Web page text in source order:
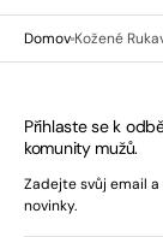
Domov Kožené
Přihlaste se k
komunity mužů.
Zadejte svůj email
novinky.